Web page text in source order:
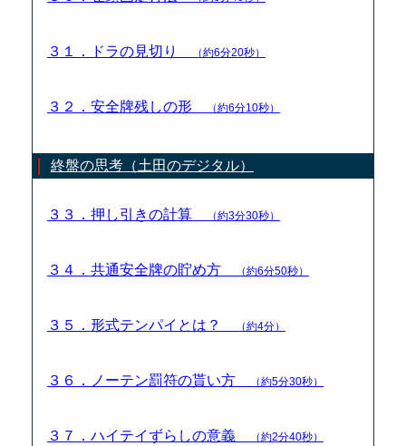
３１．ドラの見切り （約6分20秒）
３２．安全牌残しの形 （約6分10秒）
終盤の思考（土田のデジタル）
３３．押し引きの計算 （約3分30秒）
３４．共通安全牌の貯め方 （約6分50秒）
３５．形式テンパイとは？ （約4分）
３６．ノーテン罰符の貰い方 （約5分30秒）
３７．ハイテイずらしの意義 （約2分40秒）